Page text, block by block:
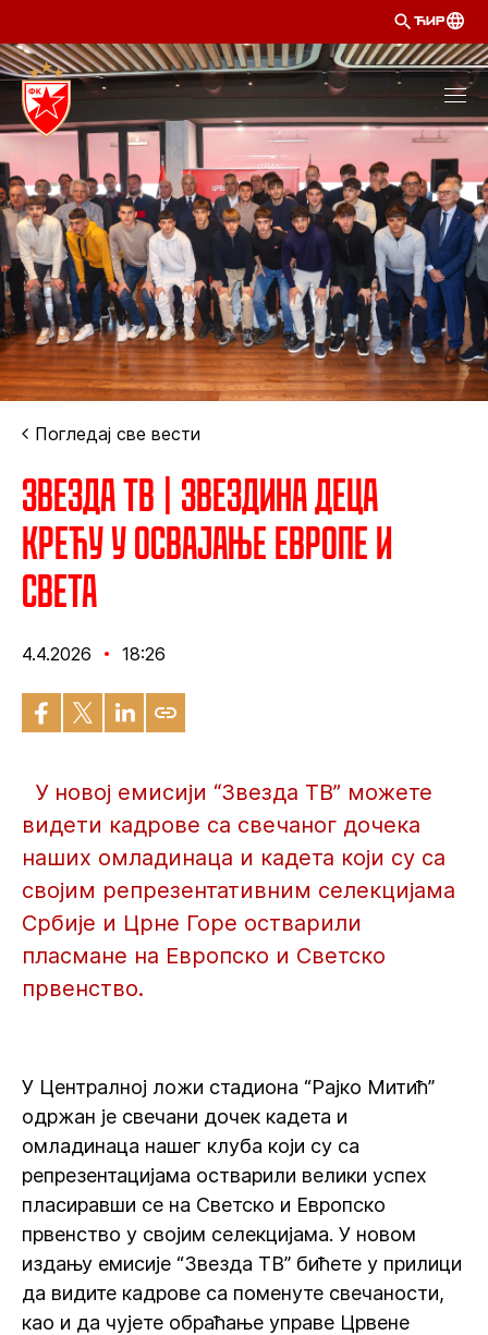
ЋИР
Погледај све вести
Звезда ТВ | Звездина деца
крећу у освајање Европе и
света
4.4.2026 18:26
У новој емисији “Звезда ТВ” можете
видети кадрове са свечаног дочека
наших омладинаца и кадета који су са
својим репрезентативним селекцијама
Србије и Црне Горе остварили
пласмане на Европско и Светско
првенство.
У Централној ложи стадиона “Рајко Митић”
одржан је свечани дочек кадета и
омладинаца нашег клуба који су са
репрезентацијама остварили велики успех
пласиравши се на Светско и Европско
првенство у својим селекцијама. У новом
издању емисије “Звезда ТВ” бићете у прилици
да видите кадрове са поменуте свечаности,
као и да чујете обраћање управе Црвене